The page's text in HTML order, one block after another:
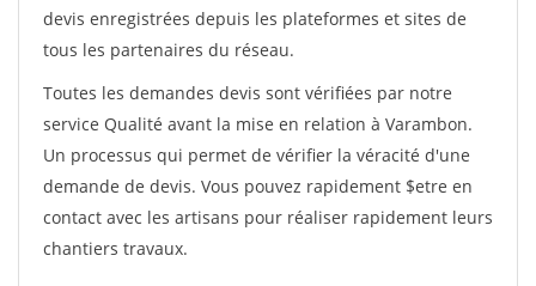
devis enregistrées depuis les plateformes et sites de
tous les partenaires du réseau.
Toutes les demandes devis sont vérifiées par notre
service Qualité avant la mise en relation à Varambon.
Un processus qui permet de vérifier la véracité d'une
demande de devis. Vous pouvez rapidement $etre en
contact avec les artisans pour réaliser rapidement leurs
chantiers travaux.